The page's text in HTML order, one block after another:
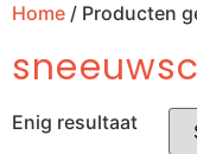
Home / Producten
Enig resultaat